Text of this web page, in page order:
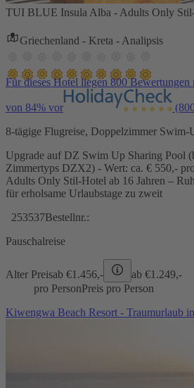
TUI BLUE Insula Alba - Adults Only
Griechenland - Kreta - Analipsis
Für dieses Hotel liegen 800
von 84% vor
8-tägige Flugreise, Doppelzimmer
Upgrade auf DZ Swim Up Sharing Pool
Zimmertyps DZX2) - Wert: ca. € 550,-
Adults Only Stil-Hotel ab 16 Jahren –
für erholsame Urlaubstage zu zweit
253537Bestellnr.:
Pauschalreise
Alter Preisab €1.456,- ab €1.249,-
pro PersonPreis pro Person
Kiwengwa Beach Resort - Traumurlaub